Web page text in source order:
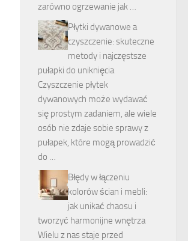
zarówno ogrzewanie jak …
Płytki dywanowe a
czyszczenie: skuteczne
metody i najczęstsze
pułapki do uniknięcia
Czyszczenie płytek
dywanowych może wydawać
się prostym zadaniem, ale wiele
osób nie zdaje sobie sprawy z
pułapek, które mogą prowadzić
do …
Błędy w łączeniu
kolorów ścian i mebli:
jak unikać chaosu i
tworzyć harmonijne wnętrza
Wielu z nas staje przed